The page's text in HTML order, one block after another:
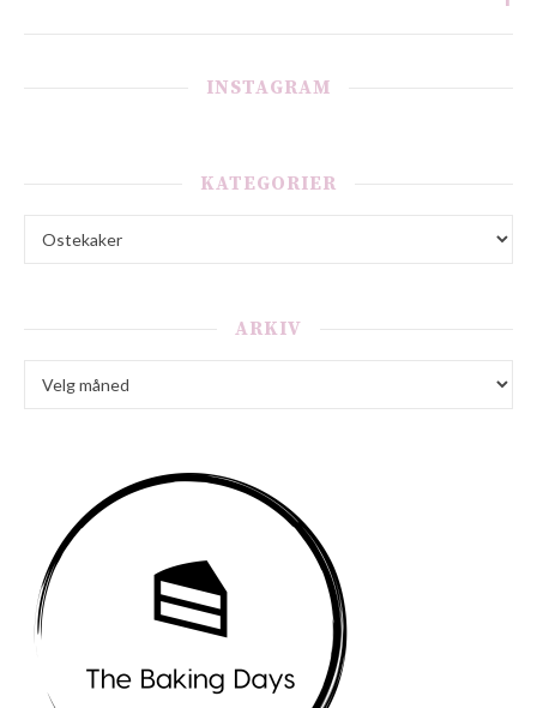
INSTAGRAM
KATEGORIER
ARKIV